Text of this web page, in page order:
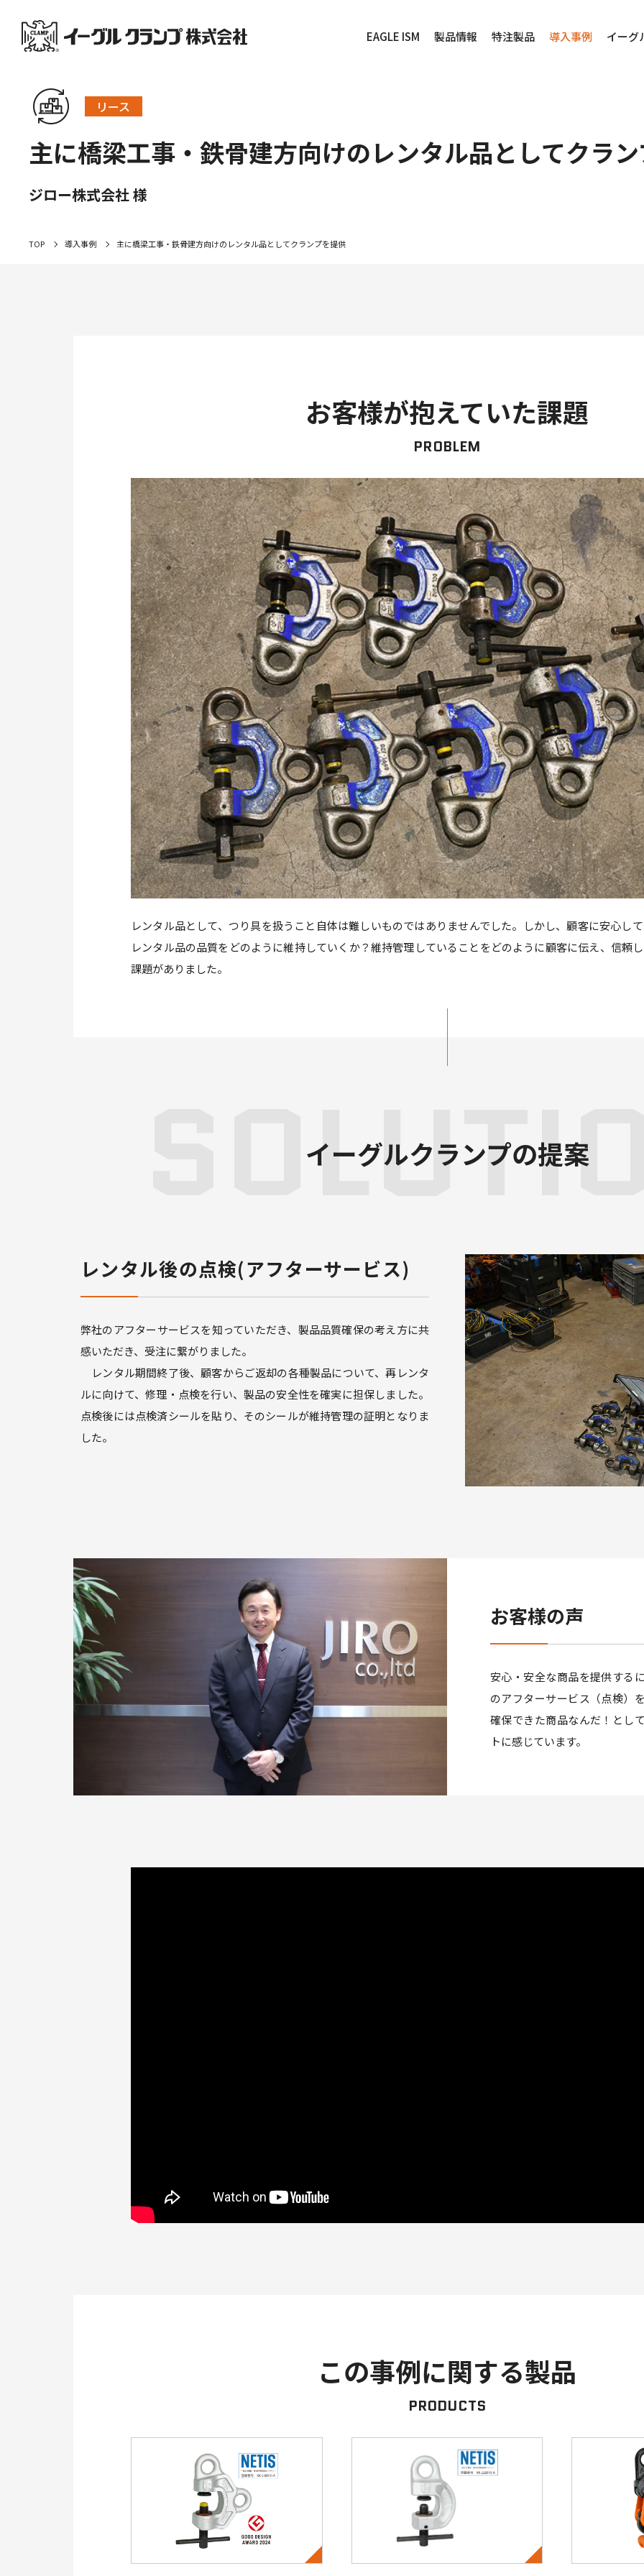
EAGLE ISM 製品情報 特注製品 導入事例 イーグ
TOP 導入事例 主に橋梁工事・鉄骨建方向けのレンタル品としてクランプを提供
リース
主に橋梁工事・鉄骨建方向けのレンタル品としてクラ
ジロー株式会社 様
お客様が抱えていた課題
PROBLEM
レンタル品として、つり具を扱うこと自体は難しいものではありませんでした。しかし、顧客に安心し
レンタル品の品質をどのように維持していくか？維持管理していることをどのように顧客に伝え、信頼
課題がありました。
イーグルクランプの提案
レンタル後の点検(アフターサービス)
弊社のアフターサービスを知っていただき、製品品質確保の考え方に共
感いただき、受注に繋がりました。
レンタル期間終了後、顧客からご返却の各種製品について、再レンタ
ルに向けて、修理・点検を行い、製品の安全性を確実に担保しました。
点検後には点検済シールを貼り、そのシールが維持管理の証明となりま
した。
お客様の声
安心・安全な商品を提供する
のアフターサービス（点検）
確保できた商品なんだ！とし
トに感じています。
この事例に関する製品
PRODUCTS